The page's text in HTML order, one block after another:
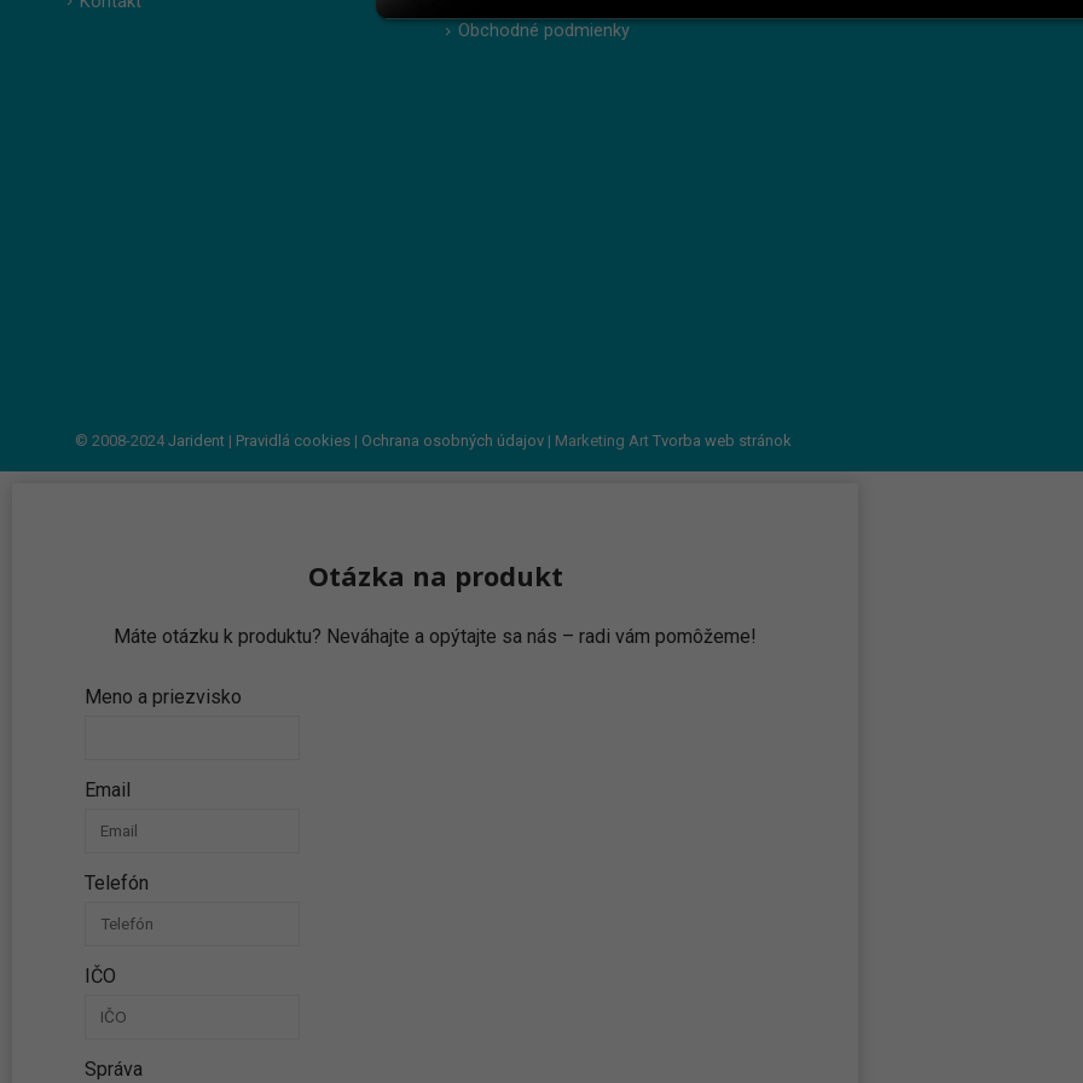
Obchodné podmienky
© 2008-2024Jarident | Pravidlá cookies | Ochrana osobných údajov | Marketing Art Tvorba web stránok
Otázka na produkt
Máte otázku k produktu? Neváhajte a opýtajte sa nás – radi vám pomôžeme!
Meno a priezvisko
Email
Telefón
IČO
Správa